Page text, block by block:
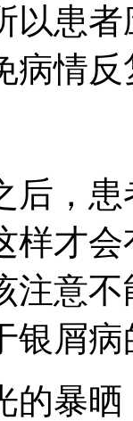
以患
病情反
后，
样才
注意
银屑
的暴晒